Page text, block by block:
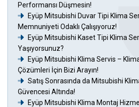
Performansı Düşmesin!
Eyüp Mitsubishi Duvar Tipi Klima
Memnuniyeti Odaklı Çalışıyoruz!
Eyüp Mitsubishi Kaset Tipi Klima
Yaşıyorsunuz?
Eyüp Mitsubishi Klima Servis –
Çözümleri İçin Bizi Arayın!
Satış Sonrasında da Mitsubishi
Güvencesi Altında!
Eyüp Mitsubishi Klima Montaj